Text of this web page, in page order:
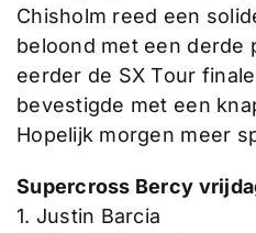
Chisholm reed een
beloond met een derde
eerder de SX Tour
bevestigde met een
Hopelijk morgen meer
Supercross Bercy
1. Justin Barcia